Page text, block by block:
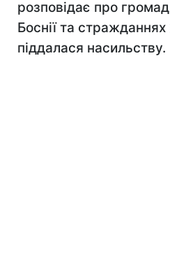
розповідає про
Боснії та
піддалася насильству.